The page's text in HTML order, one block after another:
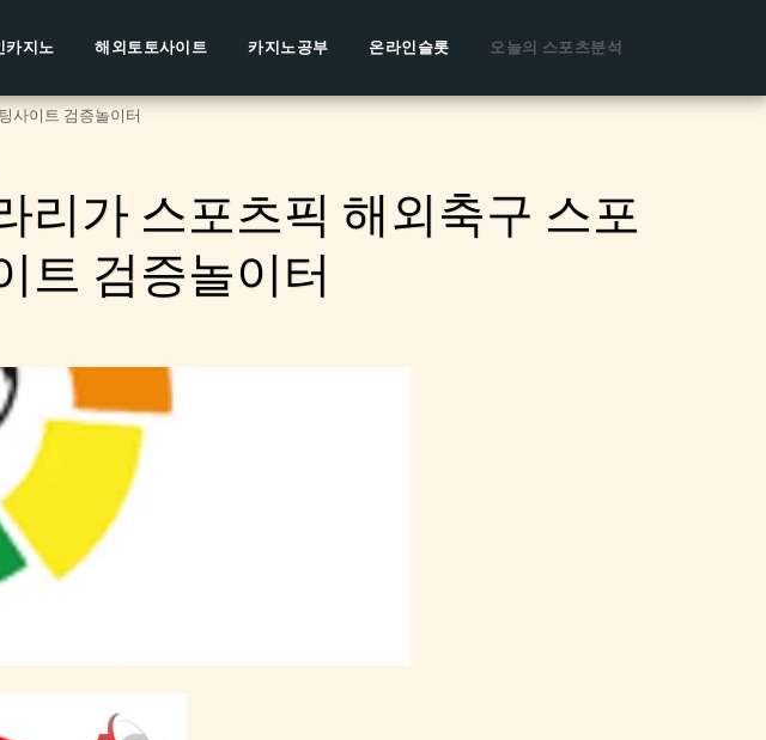
카지노 해외토토사이트 카지노공부 온라인슬롯 오늘의 스포츠분석
사이트 검증놀이터
리가 스포츠픽 해외축구 스포
트 검증놀이터